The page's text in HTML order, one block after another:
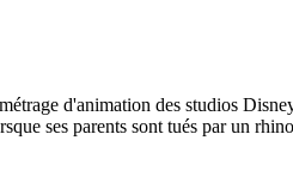
d'animation des studios
ses parents sont tués par un